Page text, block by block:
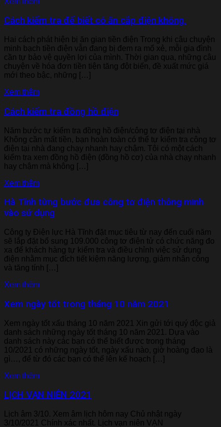
Cách kiểm tra để biết có ăn cắp điện không.
Hai cách phát hiện bị ăn gian tiền điện Trong khi câu chuyện
minh bạch tiền điện vẫn đang bị đem ra mổ xẻ, mỗi gia đình
cần tự bảo vệ quyền lợi của mình. Thời gian qua, những câu
chuyện về hóa đơn tiền tiện tăng đột biến, đề xuất mức giá
mới theo bậc, những […]
Xem thêm
Cách kiểm tra đồng hồ điện
Năm bước tự kiểm tra đồng hồ điện/công tơ điện tại nhà
Không cần mất tiền, bạn hoàn toàn có thể tự kiểm tra công tơ
điện tại nhà đang chạy nhanh hay chậm. Tôi có một cách
kiểm tra xem đồng hồ điện (đồng hồ cơ) của nhà chạy nhanh
hay chậm mà không […]
Xem thêm
Hà Tĩnh từng bước đưa công tơ điện thông minh
vào sử dụng
Công ty Điện lực Hà Tĩnh đặt mục tiêu từ nay đến cuối năm
sẽ lắp đặt bổ sung 109.000 công tơ điện tử có chức năng đo
xa để khách hàng tự kiểm tra và điều chỉnh việc sử dụng
điện nhằm mục đích tiết kiệm năng lượng, giảm nhân công
và tăng tính […]
Xem thêm
Xem ngày tốt trong tháng 10 năm 2021
Xem ngày tốt xấu tháng 10 năm 2021 Xin gửi tới quý độc giả
danh sách những ngày tốt tháng 10 năm 2021. Dựa vào
danh sách này các bạn có thể biết được trong tháng
10/2021 có những ngày tốt, ngày xấu nào, giờ hoàng đạo là
gì…, để từ đó các bạn có thể lên kế hoạch […]
Xem thêm
LỊCH VẠN NIÊN 2021
Lịch âm 3/10. Xem âm lịch hôm nay Chủ nhật ngày
3/10/2021 Chính xác nhất. Lịch vạn niên VẠN